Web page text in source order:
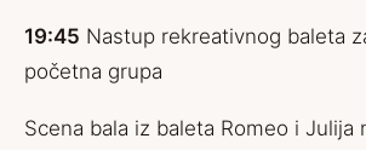
19:45 Nastup rekreativnog baleta
početna grupa
Scena bala iz baleta Romeo i Julija